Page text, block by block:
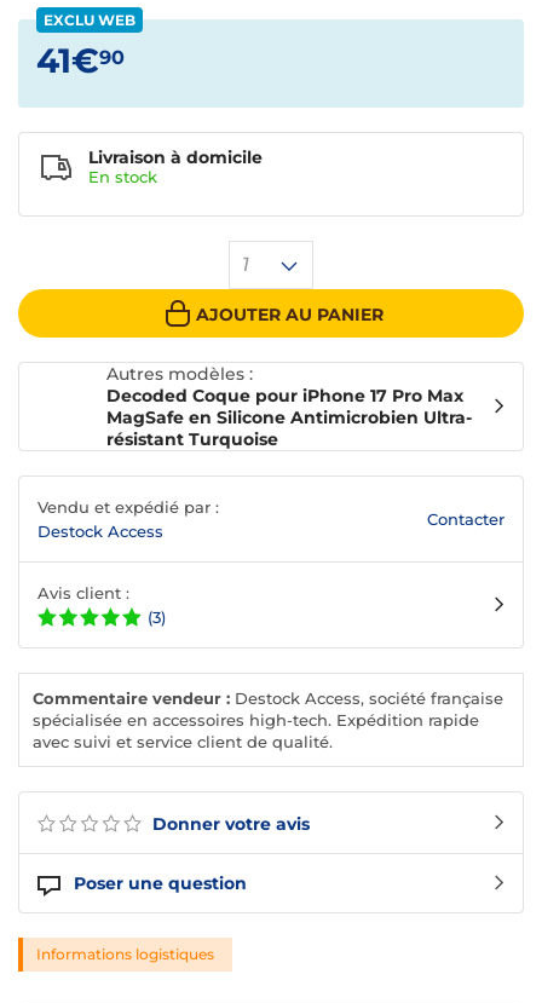
Donner votre avis
Poser une question
EXCLU WEB
41€90
1
AJOUTER AU PANIER
Livraison à domicile
En stock
Autres modèles :
Decoded Coque pour iPhone 17 Pro Max
MagSafe en Silicone Antimicrobien Ultra-
résistant Turquoise
Vendu et expédié par :
Destock Access
Contacter
Avis client :
(3)
Commentaire vendeur : Destock Access, société française
spécialisée en accessoires high-tech. Expédition rapide
avec suivi et service client de qualité.
Informations logistiques